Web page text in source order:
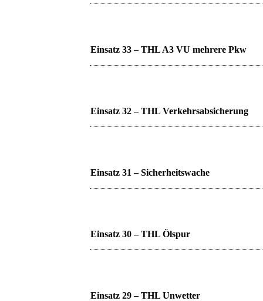
Einsatz 33 – THL A3 VU mehrere Pkw
Einsatz 32 – THL Verkehrsabsicherung
Einsatz 31 – Sicherheitswache
Einsatz 30 – THL Ölspur
Einsatz 29 – THL Unwetter